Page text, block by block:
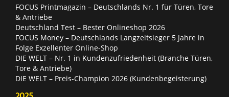
FOCUS Printmagazin – Deutschlands Nr. 1 für Türen, Tore
& Antriebe
Deutschland Test – Bester Onlineshop 2026
FOCUS Money – Deutschlands Langzeitsieger 5 Jahre in
Folge Exzellenter Online-Shop
DIE WELT – Nr. 1 in Kundenzufriedenheit (Branche Türen,
Tore & Antriebe)
DIE WELT – Preis-Champion 2026 (Kundenbegeisterung)